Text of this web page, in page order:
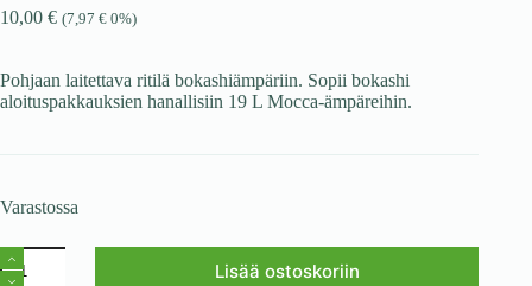
10,00 € (7,97 € 0%)
Pohjaan laitettava ritilä bokashiämpäriin. Sopii bokashi
aloituspakkauksien hanallisiin 19 L Mocca-ämpäreihin.
Varastossa
Lisää ostoskoriin